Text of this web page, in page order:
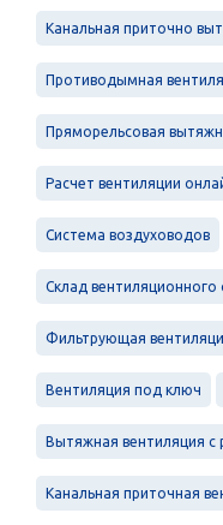
Канальная приточно
Противодымная
Пряморельсовая
Расчет вентиляции
Система воздуховодов
Склад вентиляционного
Фильтрующая
Вентиляция под ключ
Вытяжная вентиляция с
Канальная приточная